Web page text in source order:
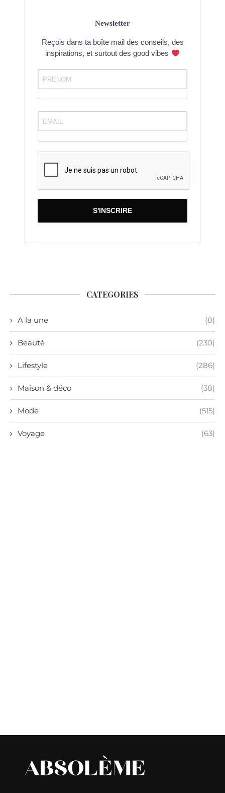
Newsletter
Reçois dans ta boîte mail des conseils, des
inspirations, et surtout des good vibes
S'INSCRIRE
CATEGORIES
A la une (8)
Beauté (230)
Lifestyle (286)
Maison & déco (38)
Mode (515)
Voyage (63)